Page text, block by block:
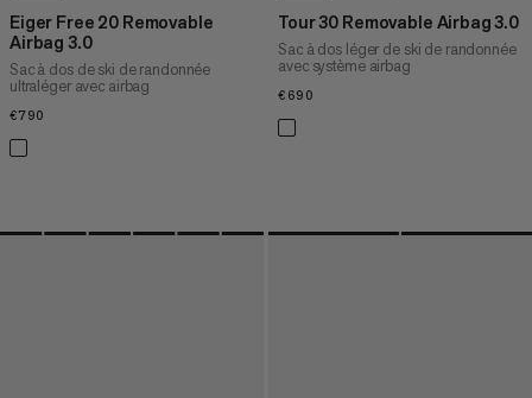
Eiger Free 20 Removable
Airbag 3.0
Sac à dos de ski de randonnée
ultraléger avec airbag
€790
Tour 30 Removable Airbag 3.0
Sac à dos léger de ski de randonnée
avec système airbag
€690